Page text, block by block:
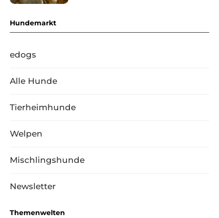
Hundemarkt
edogs
Alle Hunde
Tierheimhunde
Welpen
Mischlingshunde
Newsletter
Themenwelten